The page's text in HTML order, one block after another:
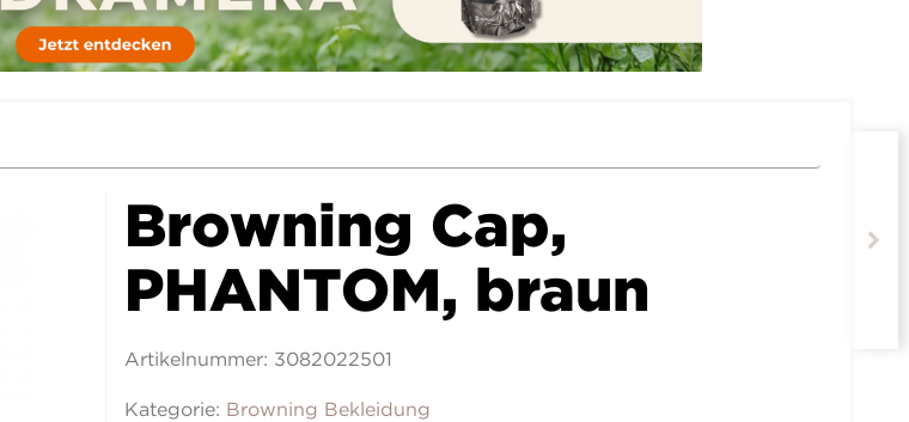
Browning Cap,
PHANTOM, braun
Artikelnummer: 3082022501
Kategorie: Browning Bekleidung